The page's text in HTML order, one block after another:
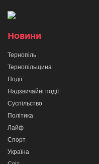
Новини
Тернопіль
Тернопільщина
Події
Надзвичайні події
Суспільство
Політика
Лайф
Спорт
Україна